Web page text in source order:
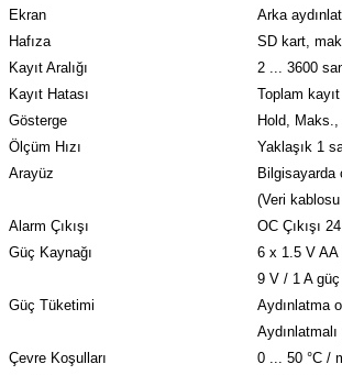
Ekran
Arka
Hafıza
SD kart,
Kayıt Aralığı
2 ... 3600
Kayıt Hatası
Toplam
Gösterge
Hold, Maks.,
Ölçüm Hızı
Yaklaşık 1
Arayüz
Bilgisayarda
(Veri kablosu
Alarm Çıkışı
OC Çıkışı
Güç Kaynağı
6 x 1.5 V AA
9 V / 1 A
Güç Tüketimi
Aydınlatma
Çevre Koşulları
0 ... 50 °C /